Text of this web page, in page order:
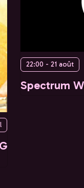
22:00 - 21 août
Spectrum